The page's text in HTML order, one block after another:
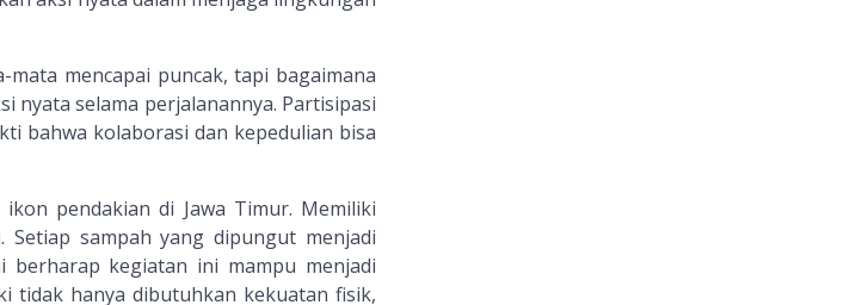
mencapai puncak, tapi bagaimana
nyata selama perjalanannya. Partisipasi
bahwa kolaborasi dan kepedulian bisa
pendakian di Jawa Timur. Memiliki
sampah yang dipungut menjadi
berharap kegiatan ini mampu menjadi
tidak hanya dibutuhkan kekuatan fisik,